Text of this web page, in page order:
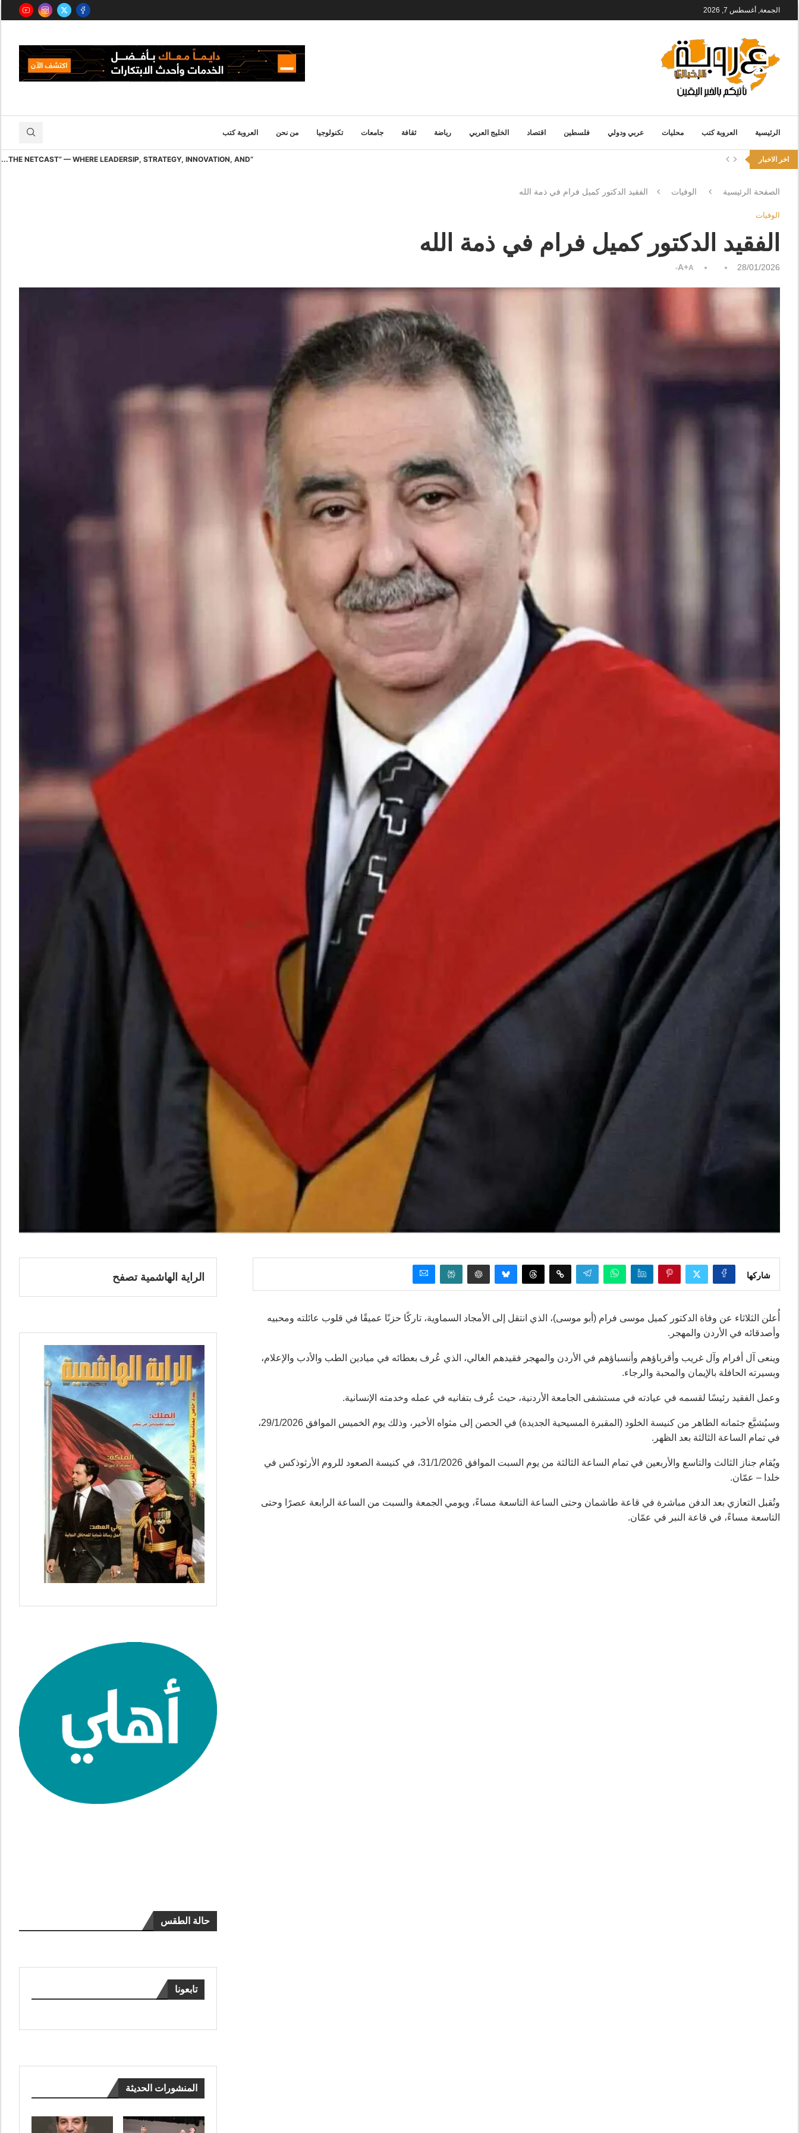
الجمعة, أغسطس 7, 2026
الرئيسية العروبة كتب محليات عربي ودولي فلسطين اقتصاد الخليج العربي رياضة ثقافة جامعات تكنولوجيا من نحن العروبة كتب
اخر الاخبار “THE NETCAST” — WHERE LEADERSIP, STRATEGY, INNOVATION, AND...
الصفحة الرئيسية الوفيات الفقيد الدكتور كميل فرام في ذمة الله
الوفيات
الفقيد الدكتور كميل فرام في ذمة الله
28/01/2026
A+A-
شاركها
أُعلن الثلاثاء عن وفاة الدكتور كميل موسى فرام (أبو موسى)، الذي انتقل إلى الأمجاد السماوية، تاركًا حزنًا عميقًا في قلوب عائلته ومحبيه
وأصدقائه في الأردن والمهجر.
وينعى آل أفرام وآل غريب وأقرباؤهم وأنسباؤهم في الأردن والمهجر فقيدهم الغالي، الذي عُرف بعطائه في ميادين الطب والأدب والإعلام،
وبسيرته الحافلة بالإيمان والمحبة والرجاء.
وعمل الفقيد رئيسًا لقسمه في عيادته في مستشفى الجامعة الأردنية، حيث عُرف بتفانيه في عمله وخدمته الإنسانية.
وسيُشيَّع جثمانه الطاهر من كنيسة الخلود (المقبرة المسيحية الجديدة) في الحصن إلى مثواه الأخير، وذلك يوم الخميس الموافق 29/1/2026،
في تمام الساعة الثالثة بعد الظهر.
ويُقام جناز الثالث والتاسع والأربعين في تمام الساعة الثالثة من يوم السبت الموافق 31/1/2026، في كنيسة الصعود للروم الأرثوذكس في
خلدا – عمّان.
وتُقبل التعازي بعد الدفن مباشرة في قاعة طاشمان وحتى الساعة التاسعة مساءً، ويومي الجمعة والسبت من الساعة الرابعة عصرًا وحتى
التاسعة مساءً، في قاعة النبر في عمّان.
الراية الهاشمية تصفح
حالة الطقس
تابعونا
المنشورات الحديثة